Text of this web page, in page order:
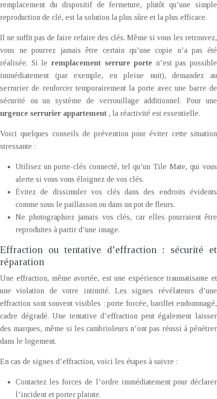
remplacement du dispositif de fermeture, plutôt qu’une simple
reproduction de clé, est la solution la plus sûre et la plus efficace.
Il ne suffit pas de faire refaire des clés. Même si vous les retrouvez,
vous ne pourrez jamais être certain qu’une copie n’a pas été
réalisée. Si le remplacement serrure porte n’est pas possible
immédiatement (par exemple, en pleine nuit), demandez au
serrurier de renforcer temporairement la porte avec une barre de
sécurité ou un système de verrouillage additionnel. Pour une
urgence serrurier appartement , la réactivité est essentielle.
Voici quelques conseils de prévention pour éviter cette situation
stressante :
Utilisez un porte-clés connecté, tel qu’un Tile Mate, qui vous
alerte si vous vous éloignez de vos clés.
Évitez de dissimuler vos clés dans des endroits évidents
comme sous le paillasson ou dans un pot de fleurs.
Ne photographiez jamais vos clés, car elles pourraient être
reproduites à partir d’une image.
Effraction ou tentative d’effraction : sécurité et
réparation
Une effraction, même avortée, est une expérience traumatisante et
une violation de votre intimité. Les signes révélateurs d’une
effraction sont souvent visibles : porte forcée, barillet endommagé,
cadre dégradé. Une tentative d’effraction peut également laisser
des marques, même si les cambrioleurs n’ont pas réussi à pénétrer
dans le logement.
En cas de signes d’effraction, voici les étapes à suivre :
Contactez les forces de l’ordre immédiatement pour déclarer
l’incident et porter plainte.